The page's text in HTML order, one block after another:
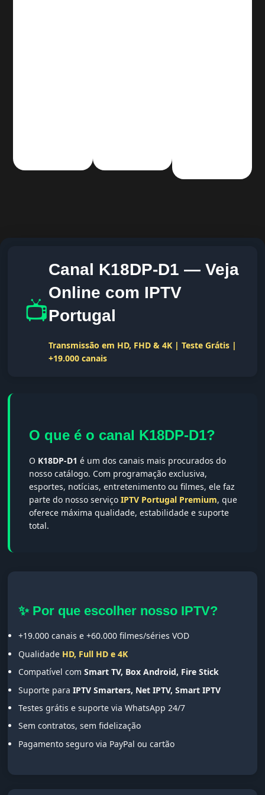
📺
Canal K18DP-D1 — Veja
Online com IPTV
Portugal
Transmissão em HD, FHD & 4K | Teste Grátis |
+19.000 canais
O que é o canal K18DP-D1?
O K18DP-D1 é um dos canais mais procurados do
nosso catálogo. Com programação exclusiva,
esportes, notícias, entretenimento ou filmes, ele faz
parte do nosso serviçoIPTV Portugal Premium, que
oferece máxima qualidade, estabilidade e suporte
total.
✨ Por que escolher nosso IPTV?
+19.000 canais e +60.000 filmes/séries VOD
Qualidade HD, Full HD e 4K
Compatível comSmart TV, Box Android, Fire Stick
Suporte paraIPTV Smarters, Net IPTV, Smart IPTV
Testes grátis e suporte via WhatsApp 24/7
Sem contratos, sem fidelização
Pagamento seguro via PayPal ou cartão